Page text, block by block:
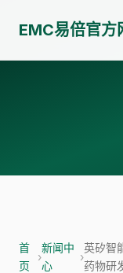
EMC易倍官方
首
页
›
新闻中
心
›
英矽智
药物研